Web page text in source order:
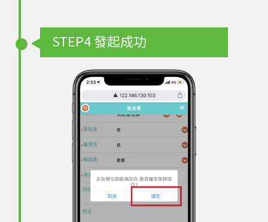
STEP4發起成功